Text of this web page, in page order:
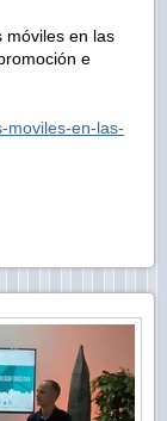
móviles en las
e
moviles-en-las-